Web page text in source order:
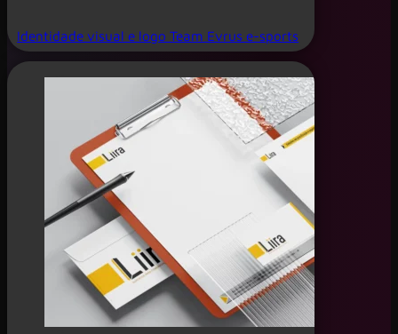
Identidade visual e logo Team Evrus e-sports